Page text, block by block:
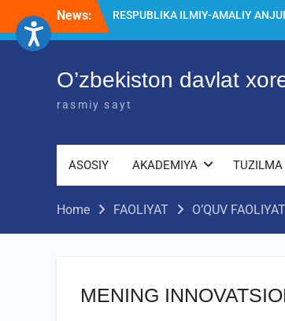
content
News:
Diqqat e’lon!
O’zbekiston davlat
rasmiy sayt
ASOSIY AKADEMIYA TUZILMA
Home FAOLIYAT O’QUV
MENING